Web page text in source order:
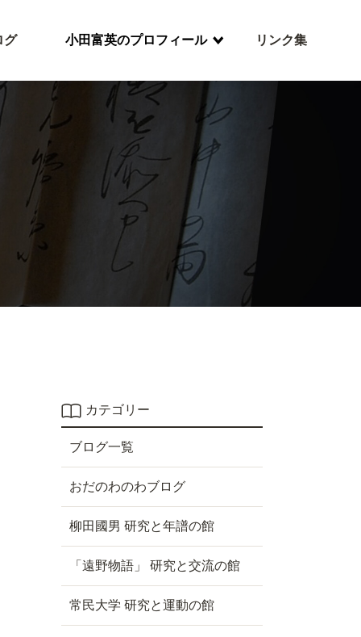
グ 小田富英のプロフィール リンク集
カテゴリー
ブログ一覧
おだのわのわブログ
柳田國男 研究と年譜の館
「遠野物語」 研究と交流の館
常民大学 研究と運動の館